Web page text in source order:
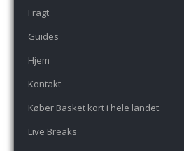
Fragt
Guides
Hjem
Kontakt
Køber Basket kort i hele landet.
Live Breaks